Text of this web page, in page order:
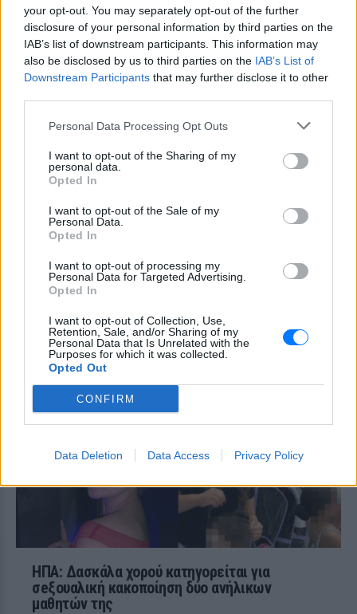
your opt-out. You may separately opt-out of the further
disclosure of your personal information by third parties on the
IAB’s list of downstream participants. This information may
also be disclosed by us to third parties on the IAB’s List of
Downstream Participants that may further disclose it to other
Personal Data Processing Opt Outs
I want to opt-out of the Sharing of my
personal data.
Opted In
I want to opt-out of the Sale of my
Personal Data.
Opted In
I want to opt-out of processing my
Personal Data for Targeted Advertising.
Opted In
I want to opt-out of Collection, Use,
Retention, Sale, and/or Sharing of my
Personal Data that Is Unrelated with the
Purposes for which it was collected.
Opted Out
CONFIRM
Data Deletion Data Access Privacy Policy
ΣΉΜΕΡΑ
Ο υφυπουργός Υποδομών Νίκος Ταχιάος
εξήγησε γιατί τα πρώτα δρομολόγια θα
γίνονται νυχτερινές ώρες χωρίς
επιβάτες, και τι προβλέπεται για
εισιτήρια και νέες επεκτάσεις.
κλόουν δολοφόνησε
λεωφορείου – Βίντεο του
Ο έφηβος δράστης μαχαίρωσε
επανειλημμένα τον 78χρονο Τζον Γουέσλι
με τις αρχές
«Κοίταξα να στρίψω αριστερά
για να γλιτώσω, δεν πρόλαβα»
ΣΉΜΕΡΑ
Ο οδηγός του φορτηγού που ενεπλάκη
ΗΠΑ: Δασκάλα χορού κατηγορείται για
σeξουαλική κακοποίηση δύο ανήλικων
μαθητών της